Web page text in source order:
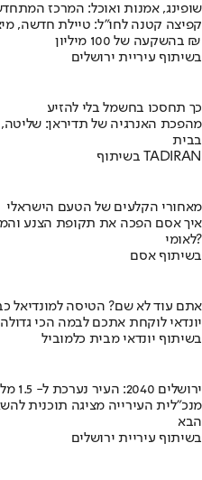
שופינג, אמנות ואוכל: המרכז
קפיצה קטנה לחו"ל: טיילת חדשה,
בהשקעה של 100 מיליון ₪
בשיתוף עיריית ירושלים
כך תחסכו בחשמל בלי להזיע
מהפכת האנרגיה של תדיראן:
בבית
בשיתוף TADIRAN
מאחורי הקלעים של הטעם הישראלי
לאומי?
בשיתוף אסם
אתם עוד לא שם? הטיסה למונדיאל
יונדאי לוקחת אתכם לבמה הכי
בשיתוף יונדאי מבית כלמוביל
ירושלים 2040: העיר נערכת ל- 1.5 מליון תושבים
מנכ"לית העירייה מציגה תוכנית
הבא
בשיתוף עיריית ירושלים